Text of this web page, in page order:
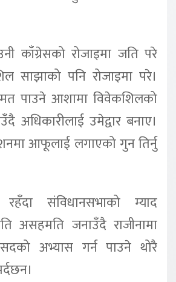
काँग्रेसको रोजाइमा जति परे
साझाको पनि रोजाइमा परे।
पाउने आशामा विवेकशिलको
अधिकारीलाई उमेद्वार बनाए।
आफूलाई लगाएको गुन तिर्नु
रहँदा संविधानसभाको म्याद
असहमति जनाउँदै राजीनामा
अभ्यास गर्न पाउने थोरै